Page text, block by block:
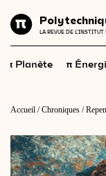
LA REVUE DE L'INSTITUT
Énergie
Santé
et
Économie
FR EN
π Planète π
Accueil /Chroniques /